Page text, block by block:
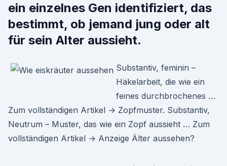
ein einzelnes Gen identifiziert, das
bestimmt, ob jemand jung oder alt
für sein Alter aussieht.
Substantiv, feminin –
Häkelarbeit, die wie ein
feines durchbrochenes …
Zum vollständigen Artikel → Zopf­mus­ter. Substantiv,
Neutrum – Muster, das wie ein Zopf aussieht … Zum
vollständigen Artikel → Anzeige Älter aussehen?